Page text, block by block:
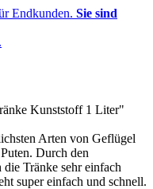
Sie sind
Kunststoff 1 Liter"
Arten von Geflügel
Durch den
Tränke sehr einfach
super einfach und schnell.